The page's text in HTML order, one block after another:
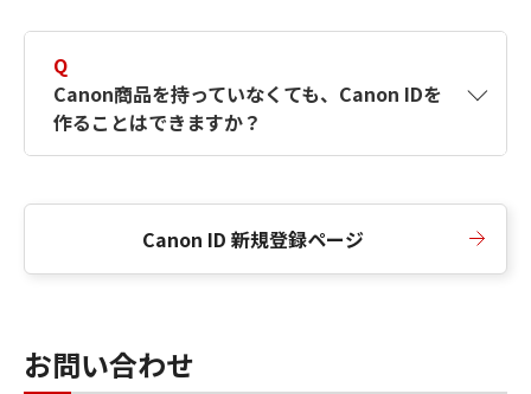
Q
Canon商品を持っていなくても、Canon IDを
作ることはできますか？
Canon ID 新規登録ページ
お問い合わせ